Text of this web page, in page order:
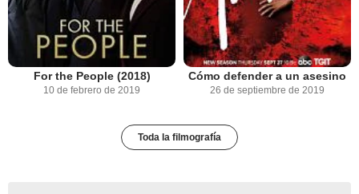
For the People (2018)
10 de febrero de 2019
Cómo defender a un asesino
26 de septiembre de 2019
Toda la filmografía